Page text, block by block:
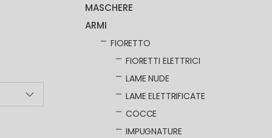
MASCHERE
ARMI
FIORETTO
FIORETTI ELETTRICI
LAME NUDE
LAME ELETTRIFICATE
COCCE
IMPUGNATURE